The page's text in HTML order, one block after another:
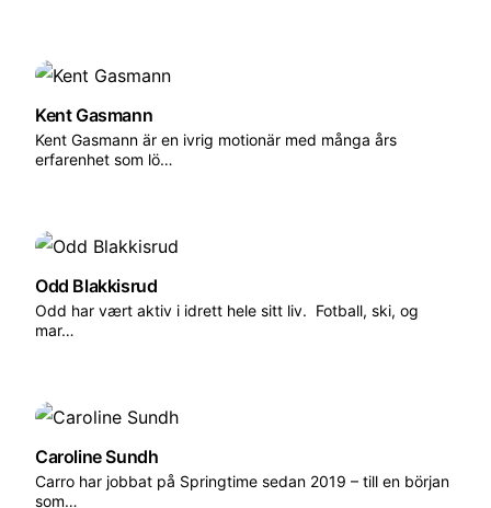
en eftermiddagsfest som förlänger helgens glädje.
Passa på att skaka ur loppet ur benen på
dansgolvet!
Medoc turas om att skapa magi, och där Chateau
Beychevelle står redo att välkomna 2026 års
deltagare.
Kent Gasmann
Kent Gasmann är en ivrig motionär med många års
erfarenhet som lö…
Odd Blakkisrud
Odd har vært aktiv i idrett hele sitt liv. Fotball, ski, og
mar…
Caroline Sundh
Carro har jobbat på Springtime sedan 2019 – till en början
som…